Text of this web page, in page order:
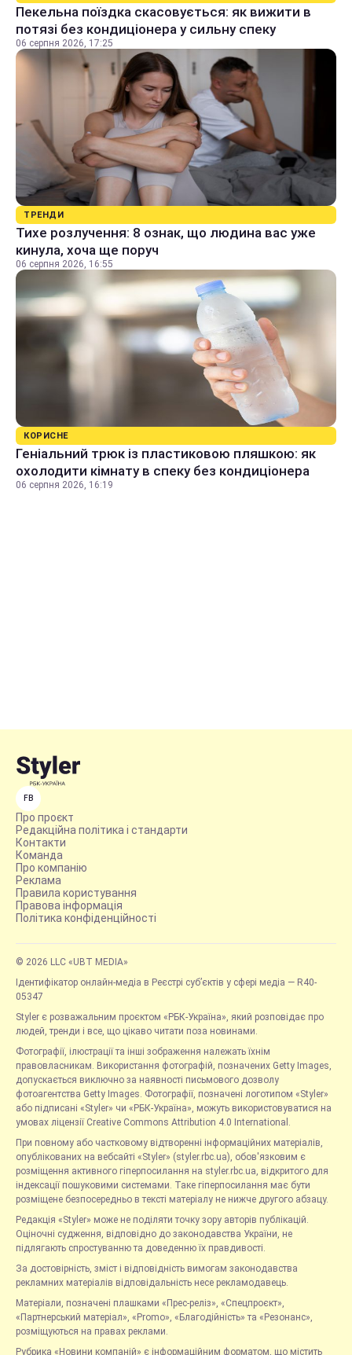
Пекельна поїздка скасовується: як вижити в
потязі без кондиціонера у сильну спеку
06 серпня 2026, 17:25
ТРЕНДИ
Тихе розлучення: 8 ознак, що людина вас уже
кинула, хоча ще поруч
06 серпня 2026, 16:55
КОРИСНЕ
Геніальний трюк із пластиковою пляшкою: як
охолодити кімнату в спеку без кондиціонера
06 серпня 2026, 16:19
FB
Про проєкт
Редакційна політика і стандарти
Контакти
Команда
Про компанію
Реклама
Правила користування
Правова інформація
Політика конфіденційності
© 2026 LLC «UBT MEDIA»
Ідентифікатор онлайн-медіа в Реєстрі суб’єктів у сфері медіа — R40-
05347
Styler є розважальним проєктом «РБК-Україна», який розповідає про
людей, тренди і все, що цікаво читати поза новинами.
Фотографії, ілюстрації та інші зображення належать їхнім
правовласникам. Використання фотографій, позначених Getty Images,
допускається виключно за наявності письмового дозволу
фотоагентства Getty Images. Фотографії, позначені логотипом «Styler»
або підписані «Styler» чи «РБК-Україна», можуть використовуватися на
умовах ліцензії Creative Commons Attribution 4.0 International.
При повному або частковому відтворенні інформаційних матеріалів,
опублікованих на вебсайті «Styler» (styler.rbc.ua), обов'язковим є
розміщення активного гіперпосилання на styler.rbc.ua, відкритого для
індексації пошуковими системами. Таке гіперпосилання має бути
розміщене безпосередньо в тексті матеріалу не нижче другого абзацу.
Редакція «Styler» може не поділяти точку зору авторів публікацій.
Оціночні судження, відповідно до законодавства України, не
підлягають спростуванню та доведенню їх правдивості.
За достовірність, зміст і відповідність вимогам законодавства
рекламних матеріалів відповідальність несе рекламодавець.
Матеріали, позначені плашками «Прес-реліз», «Спецпроєкт»,
«Партнерський матеріал», «Promo», «Благодійність» та «Резонанс»,
розміщуються на правах реклами.
Рубрика «Новини компаній» є інформаційним форматом, що містить